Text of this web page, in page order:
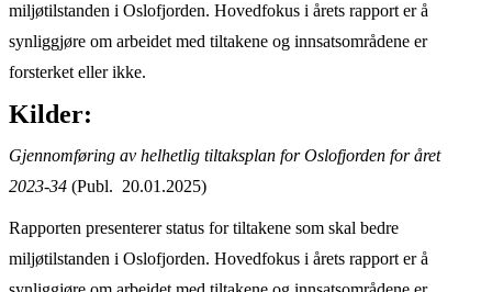
miljøtilstanden i Oslofjorden. Hovedfokus i årets rapport er å
synliggjøre om arbeidet med tiltakene og innsatsområdene er
forsterket eller ikke.
Kilder:
Gjennomføring av helhetlig tiltaksplan for Oslofjorden for året
2023-34 (Publ. 20.01.2025)
Rapporten presenterer status for tiltakene som skal bedre
miljøtilstanden i Oslofjorden. Hovedfokus i årets rapport er å